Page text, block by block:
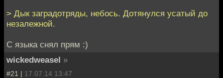
> Дык заградотряды, небось. Дотянулся усатый до
незалежной.
С языка снял прям :)
wickedweasel »
#21 | 17.07.14 13:47